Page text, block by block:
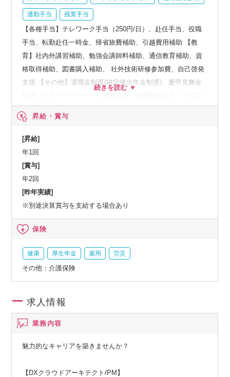
通勤手当 残業手当
【各種手当】テレワーク手当（250円/日）、赴任手当、役職
手当、転勤赴任一時金、帰省旅費補助、引越費用補助 【教
育】社内外講習補助、勉強会講師料補助、通信教育補助、資
格取得補助、図書購入補助、 社外技術研修参加費、自己啓発
支援 【その他】退職金制度(確定拠出年金制度)、慶弔見舞金
（奨励金あり） 、福利厚生サービス「ベネフィット・ステー
ション」、総合福祉団体定期保険【受動喫煙】原則屋内禁
煙。ただし、就業場所により異なる【副業制度】要申請
昇給・賞与
[昇給]
年1回
[賞与]
年2回
[昨年実績]
※別途決算賞与を支給する場合あり
保険
健康 厚生年金 雇用 労災
その他：介護保険
求人情報
業務内容
魅力的なキャリアを築きませんか？
【DXクラウドアーキテクト/PM】